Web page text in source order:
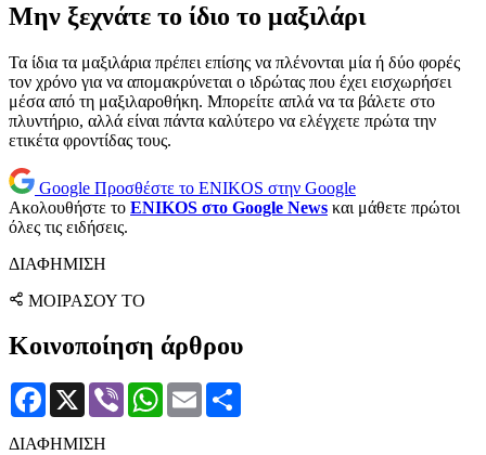
Μην ξεχνάτε το ίδιο το μαξιλάρι
Τα ίδια τα μαξιλάρια πρέπει επίσης να πλένονται μία ή δύο φορές
τον χρόνο για να απομακρύνεται ο ιδρώτας που έχει εισχωρήσει
μέσα από τη μαξιλαροθήκη. Μπορείτε απλά να τα βάλετε στο
πλυντήριο, αλλά είναι πάντα καλύτερο να ελέγχετε πρώτα την
ετικέτα φροντίδας τους.
Google Προσθέστε το ENIKOS στην Google
Ακολουθήστε το ENIKOS στο Google News και μάθετε πρώτοι
όλες τις ειδήσεις.
ΔΙΑΦΗΜΙΣΗ
ΜΟΙΡΑΣΟΥ ΤΟ
Κοινοποίηση άρθρου
Facebook
X Viber WhatsApp
Email
ΔΙΑΦΗΜΙΣΗ